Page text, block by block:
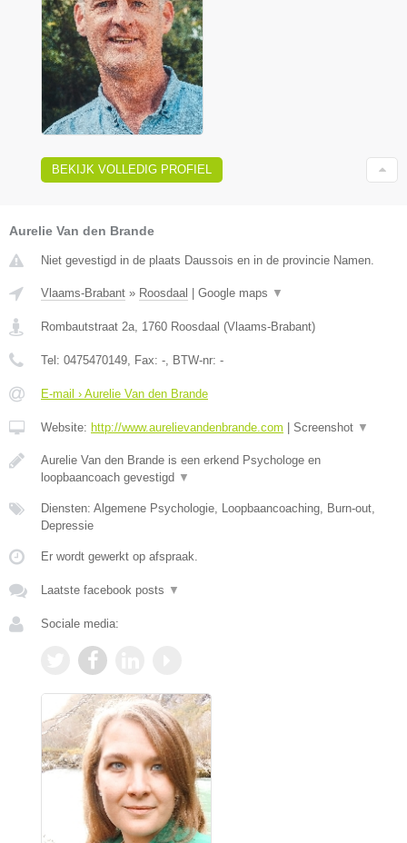
BEKIJK VOLLEDIG PROFIEL
Aurelie Van den Brande
Niet gevestigd in de plaats Daussois en in de provincie Namen.
Vlaams-Brabant » Roosdaal Google maps ▼
Rombautstraat 2a, 1760 Roosdaal (Vlaams-Brabant)
Tel: 0475470149, Fax: -, BTW-nr: -
E-mail › Aurelie Van den Brande
Website: http://www.aurelievandenbrande.com Screenshot ▼
Aurelie Van den Brande is een erkend Psychologe en
loopbaancoach gevestigd ▼
Diensten: Algemene Psychologie, Loopbaancoaching, Burn-out,
Depressie
Er wordt gewerkt op afspraak.
Laatste facebook posts ▼
Sociale media: